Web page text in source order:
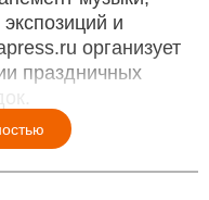
и
организует
праздничных